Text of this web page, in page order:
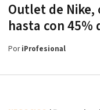
Outlet de Nike,
hasta con 45%
PoriProfesional